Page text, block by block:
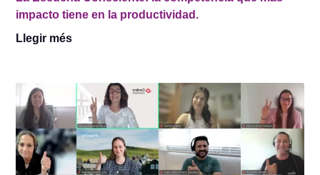
impacto tiene en la productividad.
Llegir més